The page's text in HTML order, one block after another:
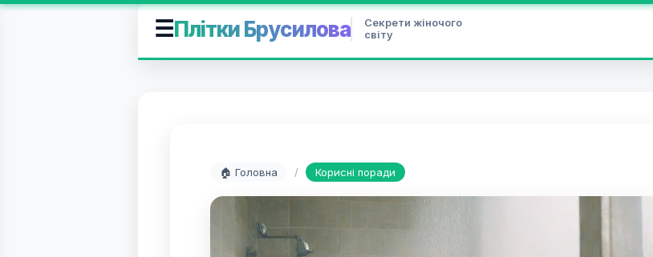
☰Плітки Брусилова
Секрети жіночого
світу
🏠 Головна / Корисні поради